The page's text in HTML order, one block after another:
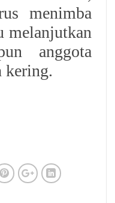
menimba
anggota
kering.